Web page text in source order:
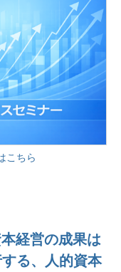
こちら
経営の成果は
る、人的資本